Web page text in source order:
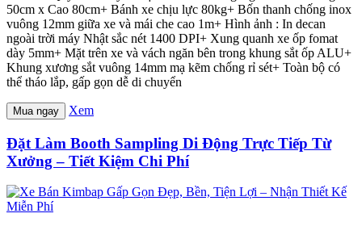
50cm x Cao 80cm+ Bánh xe chịu lực 80kg+ Bốn thanh chống inox
vuông 12mm giữa xe và mái che cao 1m+ Hình ảnh : In decan
ngoài trời máy Nhật sắc nét 1400 DPI+ Xung quanh xe ốp fomat
dày 5mm+ Mặt trên xe và vách ngăn bên trong khung sắt ốp ALU+
Khung xương sắt vuông 14mm mạ kẽm chống rỉ sét+ Toàn bộ có
thể tháo lắp, gấp gọn dễ di chuyển
Mua ngay Xem
Đặt Làm Booth Sampling Di Động Trực Tiếp Từ
Xưởng – Tiết Kiệm Chi Phí